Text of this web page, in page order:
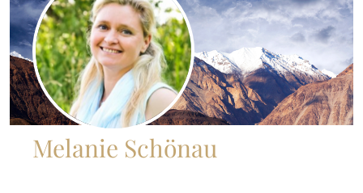
Melanie Schönau